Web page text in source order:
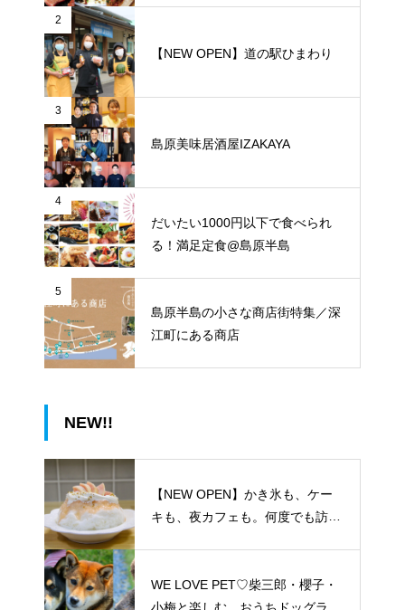
2
【NEW OPEN】道の駅ひまわり
3
島原美味居酒屋IZAKAYA
4
だいたい1000円以下で食べられ
る！満足定食@島原半島
5
島原半島の小さな商店街特集／深
江町にある商店
NEW!!
【NEW OPEN】かき氷も、ケー
キも、夜カフェも。何度でも訪れ
WE LOVE PET♡柴三郎・櫻子・
小梅と楽しむ、おうちドッグラン